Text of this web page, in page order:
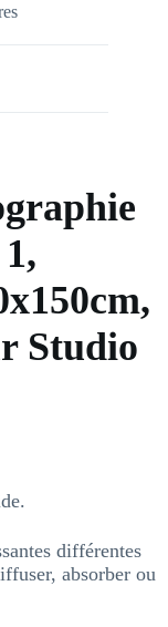
Studio
différentes
absorber ou